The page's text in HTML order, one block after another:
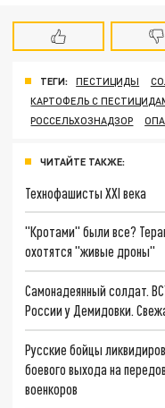
ТЕГИ: ПЕСТИЦИДЫ
КАРТОФЕЛЬ С
РОССЕЛЬХОЗНАДЗОР
ЧИТАЙТЕ ТАКЖЕ:
Технофашисты XXI века
"Кротами" были все?
охотятся "живые дроны"
Самонадеянный солдат.
России у Демидовки.
Русские бойцы
боевого выхода на
военкоров